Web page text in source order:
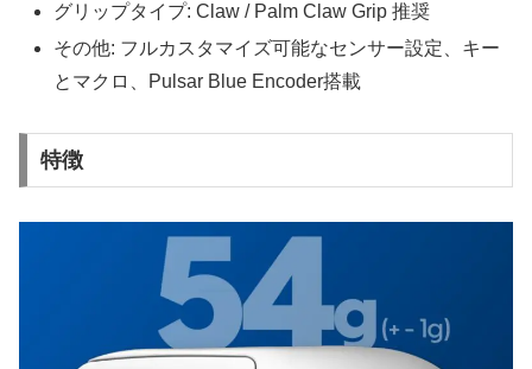
グリップタイプ: Claw / Palm Claw Grip 推奨
その他: フルカスタマイズ可能なセンサー設定、キー
とマクロ、Pulsar Blue Encoder搭載
特徴